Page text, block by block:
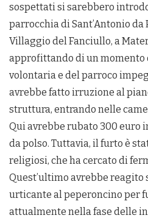
sospettati si sarebbero
parrocchia di Sant’Antonio da
Villaggio del Fanciullo, a
approfittando di un momento
volontaria e del parroco
avrebbe fatto irruzione al
struttura, entrando nelle
Qui avrebbe rubato 300 euro
da polso. Tuttavia, il furto è
religiosi, che ha cercato di
Quest’ultimo avrebbe reagito
urticante al peperoncino per
attualmente nella fase delle